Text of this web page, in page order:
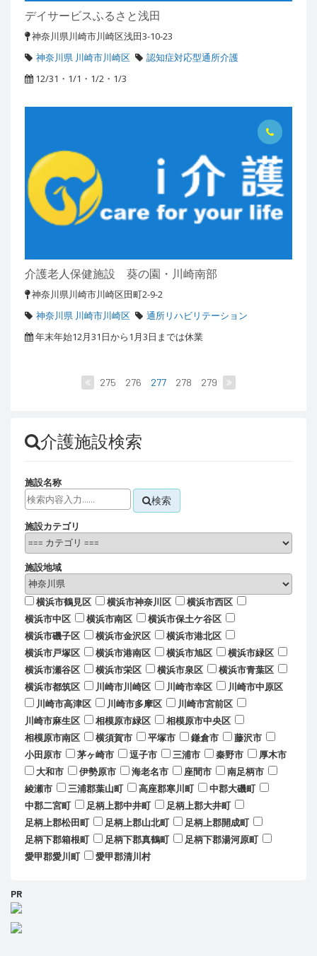
デイサービスふるさと浅田
神奈川県川崎市川崎区浅田3-10-23
神奈川県 川崎市川崎区
認知症対応型通所介護
12/31・1/1・1/2・1/3
介護老人保健施設 葵の園・川崎南部
神奈川県川崎市川崎区田町2-9-2
神奈川県 川崎市川崎区
通所リハビリテーション
年末年始12月31日から1月3日までは休業
275 276 277 278 279
介護施設検索
施設名称
検索
施設カテゴリ
施設地域
横浜市鶴見区 横浜市神奈川区
横浜市西区
横浜市中区
横浜市南区
横浜市保土ケ谷区
横浜市磯子区
横浜市金沢区
横浜市港北区
横浜市戸塚区
横浜市港南区 横浜市旭区
横浜市緑区
横浜市瀬谷区
横浜市栄区 横浜市泉区
横浜市青葉区
横浜市都筑区
川崎市川崎区 川崎市幸区
川崎市中原区
川崎市高津区
川崎市多摩区
川崎市宮前区
川崎市麻生区
相模原市緑区
相模原市中央区
相模原市南区
横須賀市 平塚市 鎌倉市
藤沢市
小田原市
茅ヶ崎市 逗子市 三浦市 秦野市
厚木市
大和市
伊勢原市 海老名市 座間市
南足柄市
綾瀬市
三浦郡葉山町 高座郡寒川町
中郡大磯町
中郡二宮町
足柄上郡中井町
足柄上郡大井町
足柄上郡松田町
足柄上郡山北町
足柄上郡開成町
足柄下郡箱根町
足柄下郡真鶴町
足柄下郡湯河原町
愛甲郡愛川町
愛甲郡清川村
PR